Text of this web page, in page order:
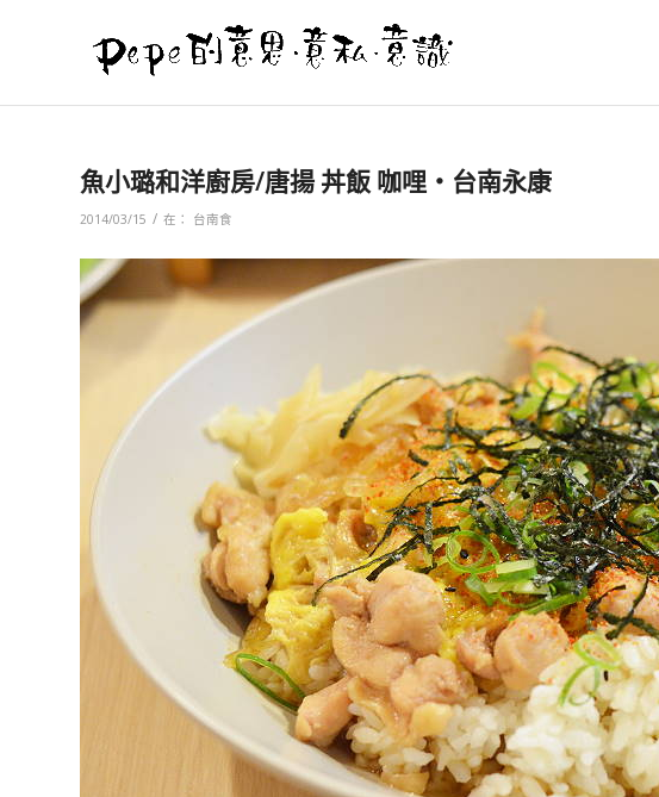
魚小璐和洋廚房/唐揚 丼飯 咖哩‧台南永康
2014/03/15 / 在： 台南食